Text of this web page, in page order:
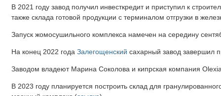
В 2021 году завод получил инвесткредит и приступил к
также склада готовой продукции с терминалом отгрузки в
Запуск жомосушильного комплекса намечен на середину
На конец 2022 года Залегощенский сахарный завод завершил
Заводом владеют Марина Соколова и кипрская компания
В 2023 году планируется построить склад для